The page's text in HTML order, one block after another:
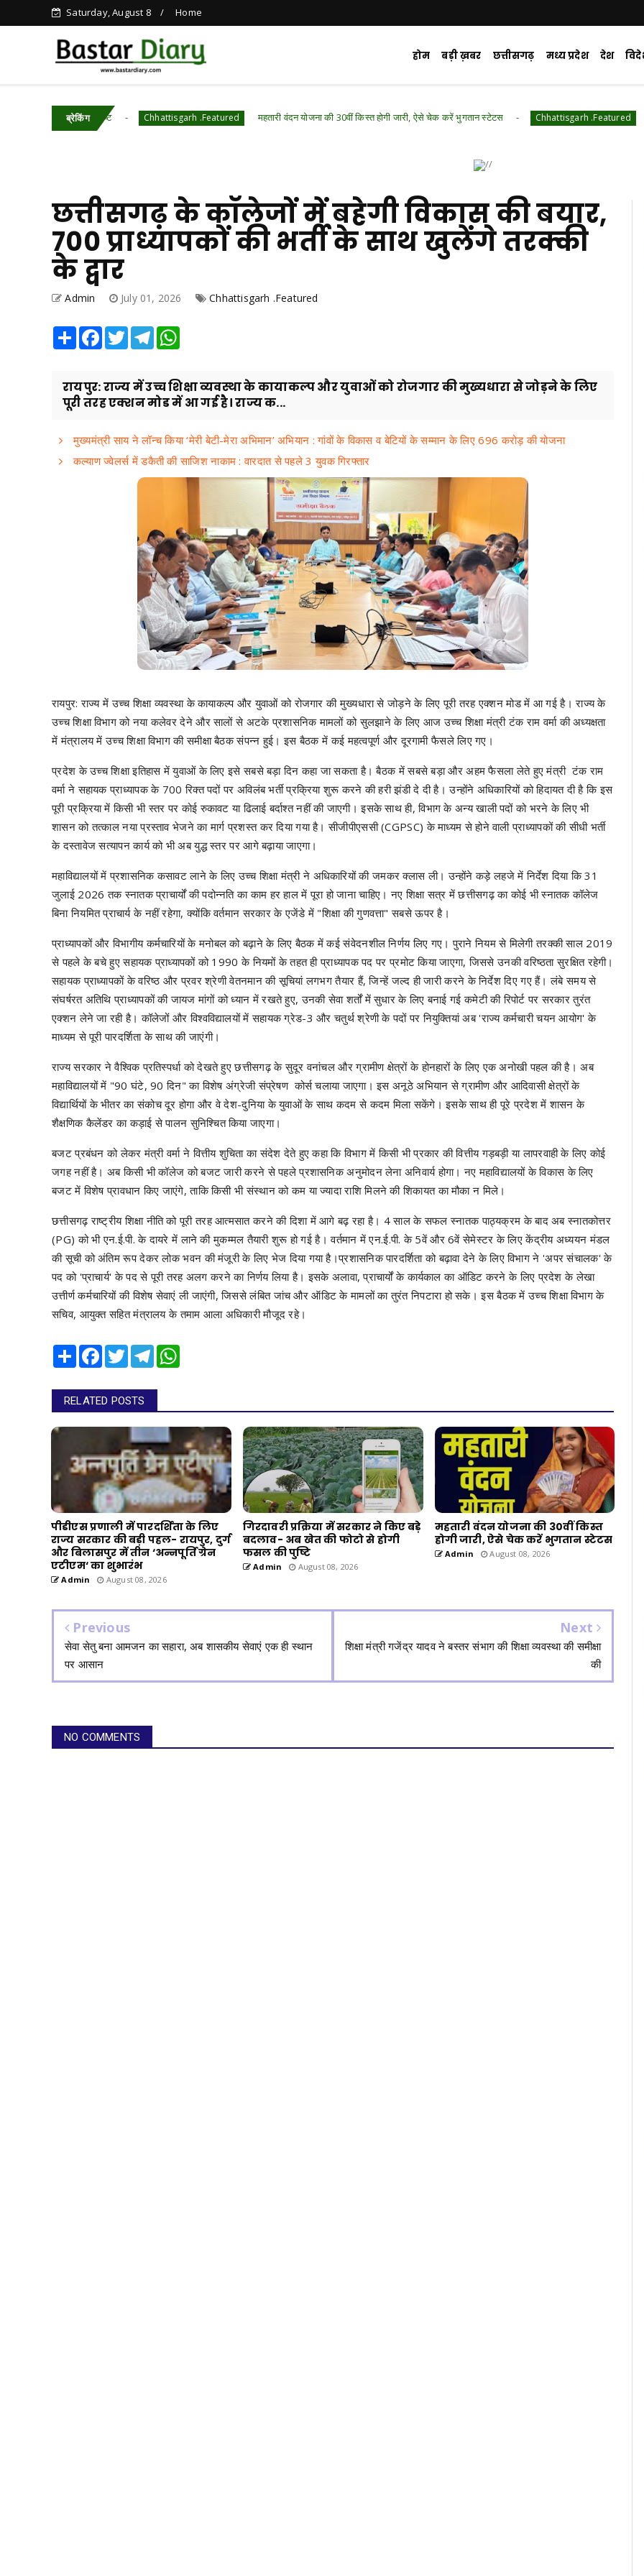
Saturday, August 8 Home
होम बड़ी ख़बर छत्तीसगढ़ मध्य प्रदेश देश
ब्रेकिंग
Chhattisgarh .Featured महतारी वंदन योजना की 30वीं किस्त होगी जारी, ऐसे चेक करें भुगतान स्टेटस Chhattisgarh .Featured घर में घुसे हाथी,
छत्तीसगढ़ के कॉलेजों में बहेगी विकास की बयार,
700 प्राध्यापकों की भर्ती के साथ खुलेंगे तरक्की
के द्वार
Admin July 01, 2026 Chhattisgarh .Featured
Share Facebook
TwitterTelegram
रायपुर: राज्य में उच्च शिक्षा व्यवस्था के कायाकल्प और युवाओं को रोजगार की मुख्यधारा से जोड़ने के लिए
पूरी तरह एक्शन मोड में आ गई है। राज्य क...
मुख्यमंत्री साय ने लॉन्च किया ‘मेरी बेटी-मेरा अभिमान’ अभियान : गांवों के विकास व बेटियों के सम्मान के लिए 696 करोड़ की योजना
कल्याण ज्वेलर्स में डकैती की साजिश नाकाम : वारदात से पहले 3 युवक गिरफ्तार
रायपुर: राज्य में उच्च शिक्षा व्यवस्था के कायाकल्प और युवाओं को रोजगार की मुख्यधारा से जोड़ने के लिए पूरी तरह एक्शन मोड में आ गई है। राज्य के
उच्च शिक्षा विभाग को नया कलेवर देने और सालों से अटके प्रशासनिक मामलों को सुलझाने के लिए आज उच्च शिक्षा मंत्री टंक राम वर्मा की अध्यक्षता
में मंत्रालय में उच्च शिक्षा विभाग की समीक्षा बैठक संपन्न हुई। इस बैठक में कई महत्वपूर्ण और दूरगामी फैसले लिए गए।
प्रदेश के उच्च शिक्षा इतिहास में युवाओं के लिए इसे सबसे बड़ा दिन कहा जा सकता है। बैठक में सबसे बड़ा और अहम फैसला लेते हुए मंत्री टंक राम
वर्मा ने सहायक प्राध्यापक के 700 रिक्त पदों पर अविलंब भर्ती प्रक्रिया शुरू करने की हरी झंडी दे दी है। उन्होंने अधिकारियों को हिदायत दी है कि इस
पूरी प्रक्रिया में किसी भी स्तर पर कोई रुकावट या ढिलाई बर्दाश्त नहीं की जाएगी। इसके साथ ही, विभाग के अन्य खाली पदों को भरने के लिए भी
शासन को तत्काल नया प्रस्ताव भेजने का मार्ग प्रशस्त कर दिया गया है। सीजीपीएससी (CGPSC) के माध्यम से होने वाली प्राध्यापकों की सीधी भर्ती
के दस्तावेज सत्यापन कार्य को भी अब युद्ध स्तर पर आगे बढ़ाया जाएगा।
​महाविद्यालयों में प्रशासनिक कसावट लाने के लिए उच्च शिक्षा मंत्री ने अधिकारियों की जमकर क्लास ली। उन्होंने कड़े लहजे में निर्देश दिया कि 31
जुलाई 2026 तक स्नातक प्राचार्यों की पदोन्नति का काम हर हाल में पूरा हो जाना चाहिए। नए शिक्षा सत्र में छत्तीसगढ़ का कोई भी स्नातक कॉलेज
बिना नियमित प्राचार्य के नहीं रहेगा, क्योंकि वर्तमान सरकार के एजेंडे में "शिक्षा की गुणवत्ता" सबसे ऊपर है।
​प्राध्यापकों और विभागीय कर्मचारियों के मनोबल को बढ़ाने के लिए बैठक में कई संवेदनशील निर्णय लिए गए। ​पुराने नियम से मिलेगी तरक्की साल 2019
से पहले के बचे हुए सहायक प्राध्यापकों को 1990 के नियमों के तहत ही प्राध्यापक पद पर प्रमोट किया जाएगा, जिससे उनकी वरिष्ठता सुरक्षित रहेगी।
सहायक प्राध्यापकों के वरिष्ठ और प्रवर श्रेणी वेतनमान की सूचियां लगभग तैयार हैं, जिन्हें जल्द ही जारी करने के निर्देश दिए गए हैं। लंबे समय से
संघर्षरत अतिथि प्राध्यापकों की जायज मांगों को ध्यान में रखते हुए, उनकी सेवा शर्तों में सुधार के लिए बनाई गई कमेटी की रिपोर्ट पर सरकार तुरंत
एक्शन लेने जा रही है। कॉलेजों और विश्वविद्यालयों में सहायक ग्रेड-3 और चतुर्थ श्रेणी के पदों पर नियुक्तियां अब 'राज्य कर्मचारी चयन आयोग' के
माध्यम से पूरी पारदर्शिता के साथ की जाएंगी।
​राज्य सरकार ने वैश्विक प्रतिस्पर्धा को देखते हुए छत्तीसगढ़ के सुदूर वनांचल और ग्रामीण क्षेत्रों के होनहारों के लिए एक अनोखी पहल की है। अब
महाविद्यालयों में "90 घंटे, 90 दिन" का विशेष अंग्रेजी संप्रेषण कोर्स चलाया जाएगा। इस अनूठे अभियान से ग्रामीण और आदिवासी क्षेत्रों के
विद्यार्थियों के भीतर का संकोच दूर होगा और वे देश-दुनिया के युवाओं के साथ कदम से कदम मिला सकेंगे। इसके साथ ही पूरे प्रदेश में शासन के
शैक्षणिक कैलेंडर का कड़ाई से पालन सुनिश्चित किया जाएगा।
​बजट प्रबंधन को लेकर मंत्री वर्मा ने वित्तीय शुचिता का संदेश देते हुए कहा कि विभाग में किसी भी प्रकार की वित्तीय गड़बड़ी या लापरवाही के लिए कोई
जगह नहीं है। अब किसी भी कॉलेज को बजट जारी करने से पहले प्रशासनिक अनुमोदन लेना अनिवार्य होगा। नए महाविद्यालयों के विकास के लिए
बजट में विशेष प्रावधान किए जाएंगे, ताकि किसी भी संस्थान को कम या ज्यादा राशि मिलने की शिकायत का मौका न मिले।
छत्तीसगढ़ राष्ट्रीय शिक्षा नीति को पूरी तरह आत्मसात करने की दिशा में आगे बढ़ रहा है। 4 साल के सफल स्नातक पाठ्यक्रम के बाद अब स्नातकोत्तर
(PG) को भी एन.ई.पी. के दायरे में लाने की मुकम्मल तैयारी शुरू हो गई है। वर्तमान में एन.ई.पी. के 5वें और 6वें सेमेस्टर के लिए केंद्रीय अध्ययन मंडल
की सूची को अंतिम रूप देकर लोक भवन की मंजूरी के लिए भेज दिया गया है।प्रशासनिक पारदर्शिता को बढ़ावा देने के लिए विभाग ने 'अपर संचालक' के
पद को 'प्राचार्य' के पद से पूरी तरह अलग करने का निर्णय लिया है। इसके अलावा, प्राचार्यों के कार्यकाल का ऑडिट करने के लिए प्रदेश के लेखा
उत्तीर्ण कर्मचारियों की विशेष सेवाएं ली जाएंगी, जिससे लंबित जांच और ऑडिट के मामलों का तुरंत निपटारा हो सके। ​इस बैठक में उच्च शिक्षा विभाग के
सचिव, आयुक्त सहित मंत्रालय के तमाम आला अधिकारी मौजूद रहे।
Share Facebook
TwitterTelegram
RELATED POSTS
पीडीएस प्रणाली में पारदर्शिता के लिए
राज्य सरकार की बड़ी पहल- रायपुर, दुर्ग
और बिलासपुर में तीन ‘अन्नपूर्ति ग्रेन
एटीएम‘ का शुभारंभ
Admin August 08, 2026
गिरदावरी प्रक्रिया में सरकार ने किए बड़े
बदलाव- अब खेत की फोटो से होगी
फसल की पुष्टि
Admin August 08, 2026
महतारी वंदन योजना की 30वीं किस्त
होगी जारी, ऐसे चेक करें भुगतान स्टेटस
Admin August 08, 2026
Previous
सेवा सेतु बना आमजन का सहारा, अब शासकीय सेवाएं एक ही स्थान
पर आसान
Next
शिक्षा मंत्री गजेंद्र यादव ने बस्तर संभाग की शिक्षा व्यवस्था की समीक्षा
की
NO COMMENTS